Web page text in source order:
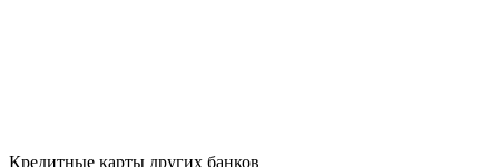
Кредитные карты других банков